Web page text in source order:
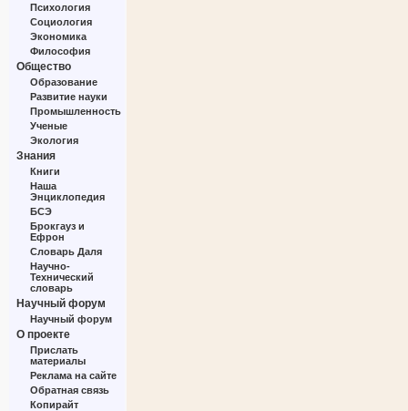
Психология
Социология
Экономика
Философия
Общество
Образование
Развитие науки
Промышленность
Ученые
Экология
Знания
Книги
Наша
Энциклопедия
БСЭ
Брокгауз и
Ефрон
Словарь Даля
Научно-
Технический
словарь
Научный форум
Научный форум
О проекте
Прислать
материалы
Реклама на сайте
Обратная связь
Копирайт